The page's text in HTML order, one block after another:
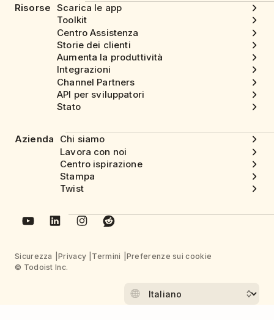
Risorse Scarica le app
Toolkit
Centro Assistenza
Storie dei clienti
Aumenta la produttività
Integrazioni
Channel Partners
API per sviluppatori
Stato
Azienda
Chi siamo
Lavora con noi
Centro ispirazione
Stampa
Twist
Sicurezza Privacy Termini
Preferenze sui cookie
© Todoist Inc.